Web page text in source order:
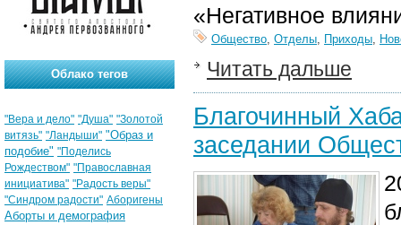
«Негативное
Общество, Отделы, Приходы,
Читать дальше
Благочинный
заседании
Облако тегов
"Вера и дело" "Душа" "Золотой
витязь" "Ландыши" "Образ и
подобие" "Поделись
Рождеством" "Православная
инициатива" "Радость веры"
"Синдром радости" Аборигены
Аборты и демография